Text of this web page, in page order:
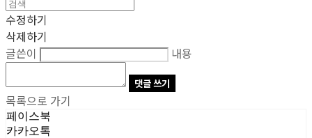
수정하기
삭제하기
글쓴이
내용
댓글 쓰기
목록으로 가기
페이스북
카카오톡